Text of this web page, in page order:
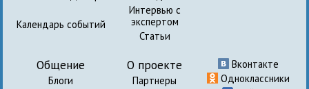
Календарь событий
Интервью с
экспертом
Статьи
Общение
Блоги
О проекте
Партнеры
Вконтакте
Одноклассники